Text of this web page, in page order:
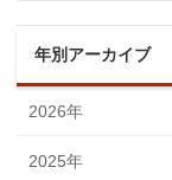
年別アーカイブ
2026年
2025年